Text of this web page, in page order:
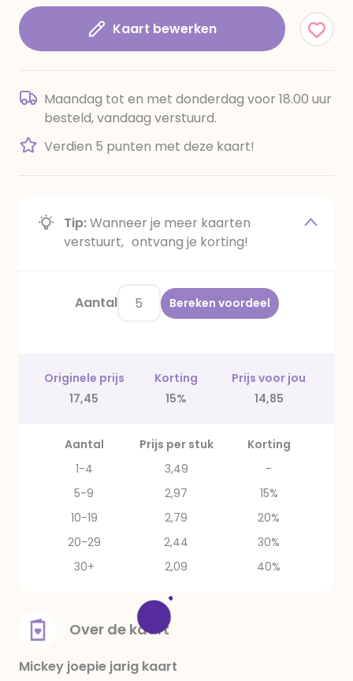
Kaart bewerken
Maandag tot en met donderdag voor 18.00 uur
besteld, vandaag verstuurd.
Verdien 5 punten met deze kaart!
Tip:Wanneer je meer kaarten
verstuurt, ontvang je korting!
Aantal Bereken voordeel
Originele prijs Korting
Prijs voor jou
17,45
15% 14,85
Aantal Prijs per stuk
Korting
1-4
3,49
-
5-9
2,97
15%
10-19
2,79
20%
20-29
2,44
30%
30+
2,09 40%
Over de kaart
Mickey joepie jarig kaart